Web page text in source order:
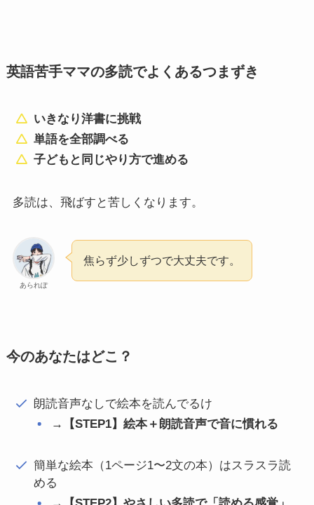
英語苦手ママの多読でよくあるつまずき
いきなり洋書に挑戦
単語を全部調べる
子どもと同じやり方で進める
多読は、飛ばすと苦しくなります。
あられぽ
焦らず少しずつで大丈夫です。
今のあなたはどこ？
朗読音声なしで絵本を読んでるけ
→
【STEP1】絵本＋朗読音声で音に慣れる
簡単な絵本（1ページ1〜2文の本）はスラスラ読
める